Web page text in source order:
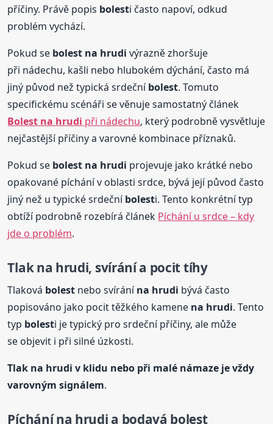
příčiny. Právě popis bolesti často napoví, odkud
problém vychází.
Pokud se bolest na hrudi výrazně zhoršuje
při nádechu, kašli nebo hlubokém dýchání, často má
jiný původ než typická srdečníbolest. Tomuto
specifickému scénáři se věnuje samostatný článek
Bolest na hrudi při nádechu, který podrobně vysvětluje
nejčastější příčiny a varovné kombinace příznaků.
Pokud se bolest na hrudi projevuje jako krátké nebo
opakované píchání v oblasti srdce, bývá její původ často
jiný než u typické srdečníbolesti. Tento konkrétní typ
obtíží podrobně rozebírá článek Píchání u srdce – kdy
jde o problém.
Tlakna hrudi, svírání a pocit tíhy
Tlaková bolest nebo svíránína hrudi bývá často
popisováno jako pocit těžkého kamene na hrudi. Tento
typ bolesti je typický pro srdeční příčiny, ale může
se objevit i při silné úzkosti.
Tlak na hrudi v klidu nebo při malé námaze je vždy
varovným signálem.
Píchánína hrudi a bodavá bolest